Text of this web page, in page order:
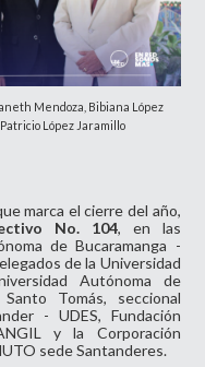
Mendoza, Bibiana López
López Jaramillo
marca el cierre del año,
No. 104, en las
de Bucaramanga -
de la Universidad
Autónoma de
Tomás, seccional
- UDES, Fundación
y la Corporación
sede Santanderes.